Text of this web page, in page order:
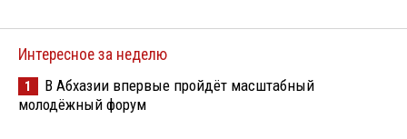
Интересное за неделю
1
В Абхазии впервые пройдёт масштабный
молодёжный форум